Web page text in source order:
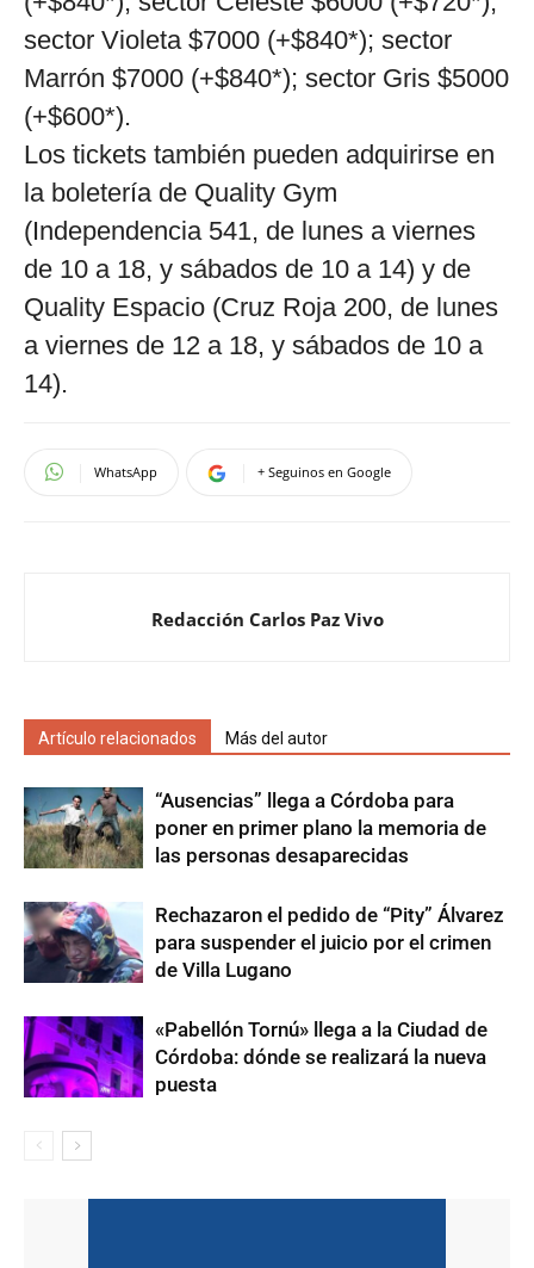
sector Violeta $7000 (+$840*); sector
Marrón $7000 (+$840*); sector Gris $5000
(+$600*).
Los tickets también pueden adquirirse en
la boletería de Quality Gym
(Independencia 541, de lunes a viernes
de 10 a 18, y sábados de 10 a 14) y de
Quality Espacio (Cruz Roja 200, de lunes
a viernes de 12 a 18, y sábados de 10 a
14).
WhatsApp + Seguinos en Google
Redacción Carlos Paz Vivo
Artículo relacionados Más del autor
“Ausencias” llega a Córdoba para
poner en primer plano la memoria de
las personas desaparecidas
Rechazaron el pedido de “Pity” Álvarez
para suspender el juicio por el crimen
de Villa Lugano
«Pabellón Tornú» llega a la Ciudad de
Córdoba: dónde se realizará la nueva
puesta